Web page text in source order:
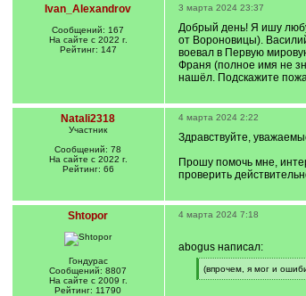
Ivan_Alexandrov
Сообщений: 167
На сайте с 2022 г.
Рейтинг: 147
3 марта 2024 23:37
Добрый день! Я ишу
от Вороновицы).
воевал в Первую
Франя (полное имя не
нашёл. Подскажите
Natali2318
Участник
Сообщений: 78
На сайте с 2022 г.
Рейтинг: 66
4 марта 2024 2:22
Здравствуйте,
Прошу помочь мне,
проверить
Shtopor
Гондурас
Сообщений: 8807
На сайте с 2009 г.
Рейтинг: 11790
4 марта 2024 7:18
abogus написал:
[
q
(впрочем, я мог и
[